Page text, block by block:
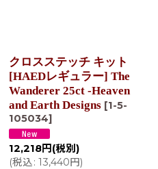
クロスステッチ キット
[HAEDレギュラー] The
Wanderer 25ct -Heaven
and Earth Designs [1-5-
105034]
12,218円 (税別)
(税込: 13,440円)